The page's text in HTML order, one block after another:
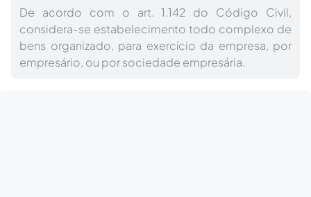
De acordo com o art. 1.142 do Código Civil,
considera-se estabelecimento todo complexo de
bens organizado, para exercício da empresa, por
empresário, ou por sociedade empresária.